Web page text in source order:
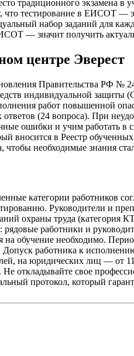
традиционного экзамена
тестирование в ЕИСОТ —
набор заданий для
— значит получить
центре Эверест
Правительства РФ №
индивидуальной защиты
работ повышенной
(24 вопроса). При
ошибки и учим работать
вносится в Реестр
необходимые знания
категории работников
Руководители и
охраны труда (категория
работники и
обучение необходимо.
работника к
на юридических лиц — от
откладывайте свое
протокол, который